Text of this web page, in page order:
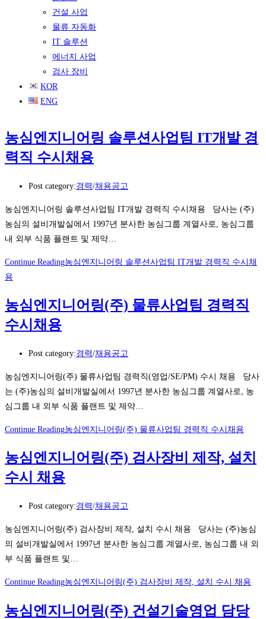
건설 사업
물류 자동화
IT 솔루션
에너지 사업
검사 장비
KOR
ENG
농심엔지니어링 솔루션사업팀 IT개발 경
력직 수시채용
Post category:경력/채용공고
농심엔지니어링 솔루션사업팀 IT개발 경력직 수시채용 당사는 (주)
농심의 설비개발실에서 1997년 분사한 농심그룹 계열사로, 농심그룹
내 외부 식품 플랜트 및 제약…
Continue Reading농심엔지니어링 솔루션사업팀 IT개발 경력직 수시채
용
농심엔지니어링(주) 물류사업팀 경력직
수시채용
Post category:경력/채용공고
농심엔지니어링(주) 물류사업팀 경력직(영업/SE/PM) 수시 채용 당사
는 (주)농심의 설비개발실에서 1997년 분사한 농심그룹 계열사로, 농
심그룹 내 외부 식품 플랜트 및 제약…
Continue Reading농심엔지니어링(주) 물류사업팀 경력직 수시채용
농심엔지니어링(주) 검사장비 제작, 설치
수시 채용
Post category:경력/채용공고
농심엔지니어링(주) 검사장비 제작, 설치 수시 채용 당사는 (주)농심
의 설비개발실에서 1997년 분사한 농심그룹 계열사로, 농심그룹 내 외
부 식품 플랜트 및…
Continue Reading농심엔지니어링(주) 검사장비 제작, 설치 수시 채용
농심엔지니어링(주) 건설기술영업 담당